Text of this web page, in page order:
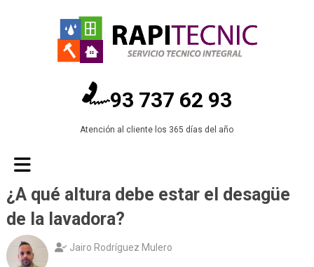
93 737 62 93
Atención al cliente los 365 días del año
¿A qué altura debe estar el desagüe
de la lavadora?
Jairo Rodríguez Mulero